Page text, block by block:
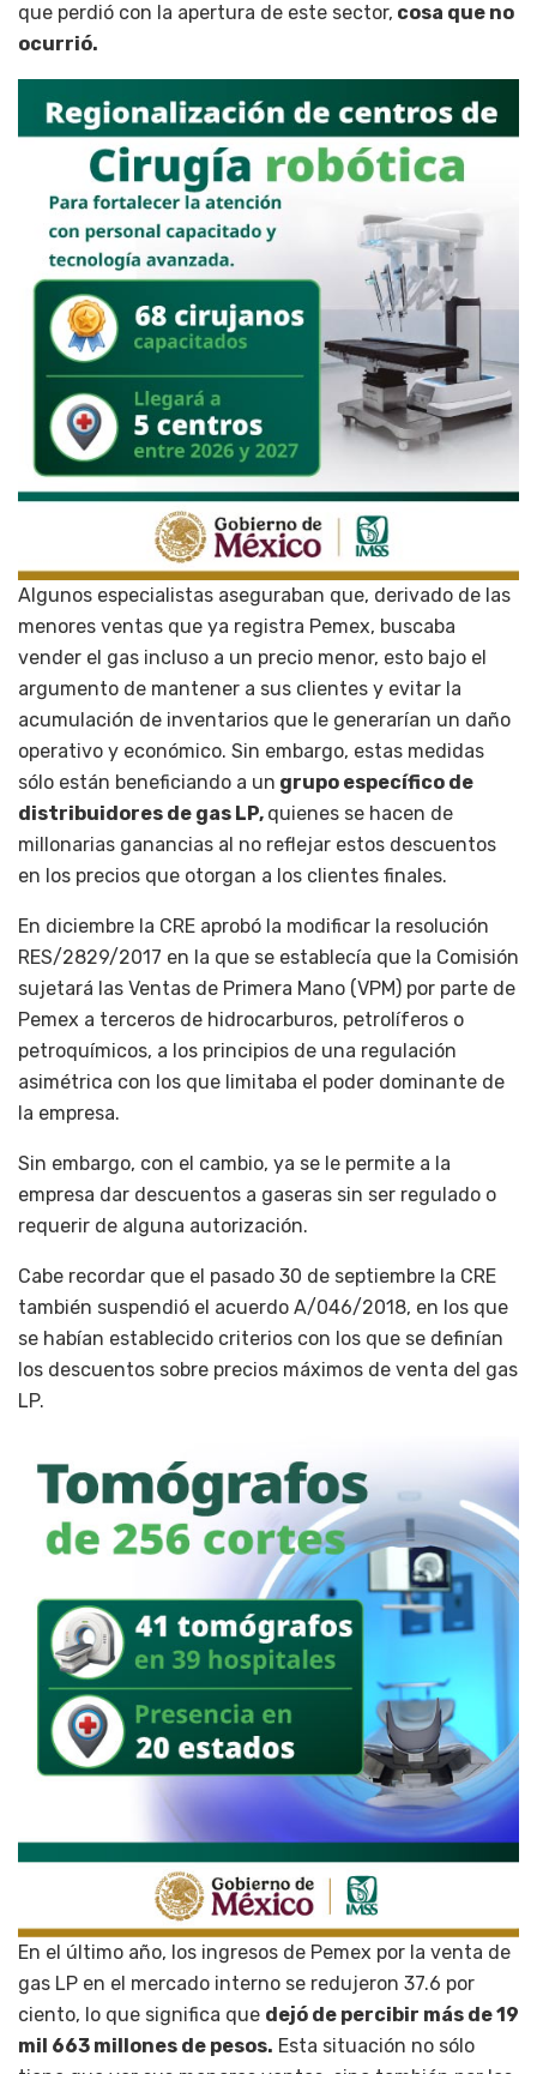
que perdió con la apertura de este sector, cosa que no
ocurrió.
Algunos especialistas aseguraban que, derivado de las
menores ventas que ya registra Pemex, buscaba
vender el gas incluso a un precio menor, esto bajo el
argumento de mantener a sus clientes y evitar la
acumulación de inventarios que le generarían un daño
operativo y económico. Sin embargo, estas medidas
sólo están beneficiando a un grupo específico de
distribuidores de gas LP, quienes se hacen de
millonarias ganancias al no reflejar estos descuentos
en los precios que otorgan a los clientes finales.
En diciembre la CRE aprobó la modificar la resolución
RES/2829/2017 en la que se establecía que la Comisión
sujetará las Ventas de Primera Mano (VPM) por parte de
Pemex a terceros de hidrocarburos, petrolíferos o
petroquímicos, a los principios de una regulación
asimétrica con los que limitaba el poder dominante de
la empresa.
Sin embargo, con el cambio, ya se le permite a la
empresa dar descuentos a gaseras sin ser regulado o
requerir de alguna autorización.
Cabe recordar que el pasado 30 de septiembre la CRE
también suspendió el acuerdo A/046/2018, en los que
se habían establecido criterios con los que se definían
los descuentos sobre precios máximos de venta del gas
LP.
En el último año, los ingresos de Pemex por la venta de
gas LP en el mercado interno se redujeron 37.6 por
ciento, lo que significa que dejó de percibir más de 19
mil 663 millones de pesos. Esta situación no sólo